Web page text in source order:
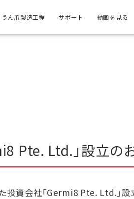
うん爪製造工程 サポート 動画を見る
Pte. Ltd.」設立の
投資会社「Germi8 Pte. Ltd.」設